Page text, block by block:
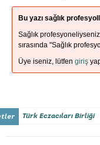
Bu yazı sağlık
Sağlık
sırasında "Sağlık
Üye iseniz, lütfen giriş
Türk Eczacıları Birliği